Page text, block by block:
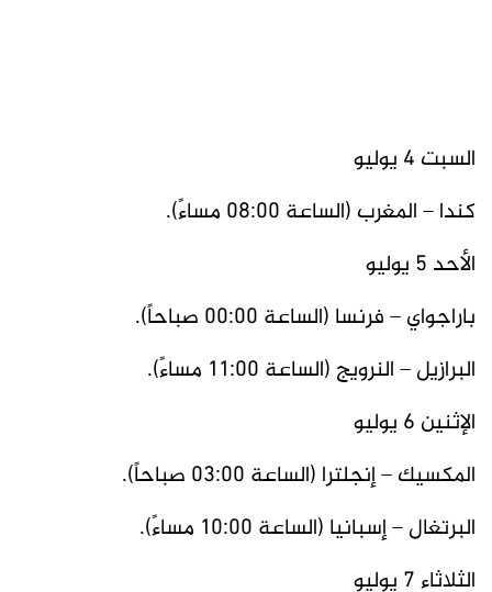
السبت 4 يوليو
كندا – المغرب (الساعة 08:00 مساءً).
الأحد 5 يوليو
باراجواي – فرنسا (الساعة 00:00 صباحاً).
البرازيل – النرويج (الساعة 11:00 مساءً).
الإثنين 6 يوليو
المكسيك – إنجلترا (الساعة 03:00 صباحاً).
البرتغال – إسبانيا (الساعة 10:00 مساءً).
الثلاثاء 7 يوليو